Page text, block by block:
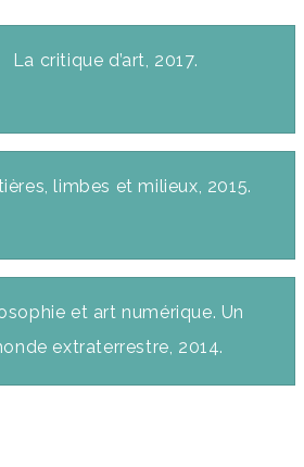
La critique d’art, 2017.
limbes et milieux, 2015.
et art numérique. Un
extraterrestre, 2014.